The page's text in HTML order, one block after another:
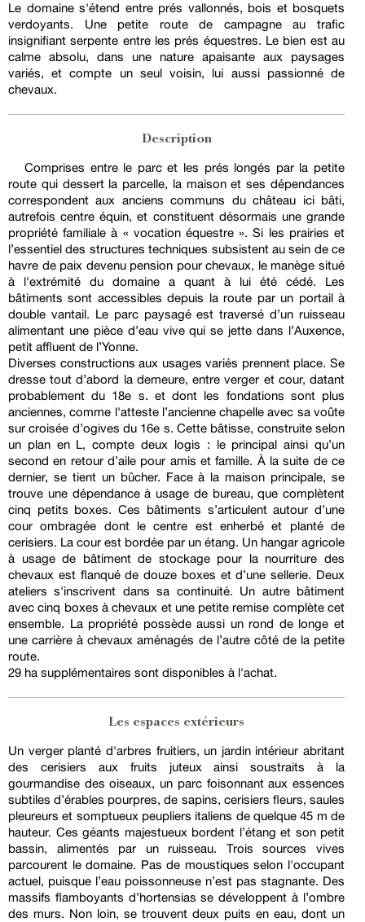
Le domaine s'étend entre prés vallonnés, bois et bosquets
verdoyants. Une petite route de campagne au trafic
insignifiant serpente entre les prés équestres. Le bien est au
calme absolu, dans une nature apaisante aux paysages
variés, et compte un seul voisin, lui aussi passionné de
chevaux.
Description
Comprises entre le parc et les prés longés par la petite
route qui dessert la parcelle, la maison et ses dépendances
correspondent aux anciens communs du château ici bâti,
autrefois centre équin, et constituent désormais une grande
propriété familiale à « vocation équestre ». Si les prairies et
l’essentiel des structures techniques subsistent au sein de ce
havre de paix devenu pension pour chevaux, le manège situé
à l'extrémité du domaine a quant à lui été cédé. Les
bâtiments sont accessibles depuis la route par un portail à
double vantail. Le parc paysagé est traversé d’un ruisseau
alimentant une pièce d’eau vive qui se jette dans l’Auxence,
petit affluent de l’Yonne.
Diverses constructions aux usages variés prennent place. Se
dresse tout d’abord la demeure, entre verger et cour, datant
probablement du 18e s. et dont les fondations sont plus
anciennes, comme l'atteste l’ancienne chapelle avec sa voûte
sur croisée d’ogives du 16e s. Cette bâtisse, construite selon
un plan en L, compte deux logis : le principal ainsi qu’un
second en retour d’aile pour amis et famille. À la suite de ce
dernier, se tient un bûcher. Face à la maison principale, se
trouve une dépendance à usage de bureau, que complètent
cinq petits boxes. Ces bâtiments s’articulent autour d’une
cour ombragée dont le centre est enherbé et planté de
cerisiers. La cour est bordée par un étang. Un hangar agricole
à usage de bâtiment de stockage pour la nourriture des
chevaux est flanqué de douze boxes et d’une sellerie. Deux
ateliers s'inscrivent dans sa continuité. Un autre bâtiment
avec cinq boxes à chevaux et une petite remise complète cet
ensemble. La propriété possède aussi un rond de longe et
une carrière à chevaux aménagés de l’autre côté de la petite
route.
29 ha supplémentaires sont disponibles à l'achat.
Les espaces extérieurs
Un verger planté d'arbres fruitiers, un jardin intérieur abritant
des cerisiers aux fruits juteux ainsi soustraits à la
gourmandise des oiseaux, un parc foisonnant aux essences
subtiles d’érables pourpres, de sapins, cerisiers fleurs, saules
pleureurs et somptueux peupliers italiens de quelque 45 m de
hauteur. Ces géants majestueux bordent l’étang et son petit
bassin, alimentés par un ruisseau. Trois sources vives
parcourent le domaine. Pas de moustiques selon l'occupant
actuel, puisque l’eau poissonneuse n’est pas stagnante. Des
massifs flamboyants d’hortensias se développent à l’ombre
des murs. Non loin, se trouvent deux puits en eau, dont un